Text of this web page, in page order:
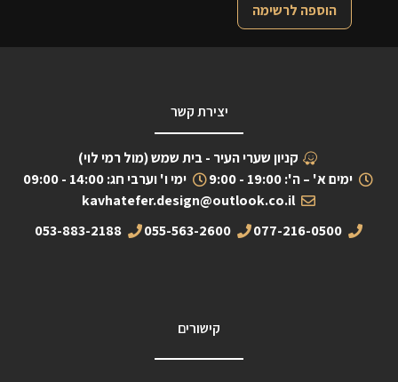
הוספה לרשימה
יצירת קשר
קניון שערי העיר - בית שמש (מול רמי לוי)
ימים א' – ה': 19:00 - 9:00
ימי ו' וערבי חג: 14:00 - 09:00
kavhatefer.design@outlook.co.il
077-216-0500
055-563-2600
053-883-2188
קישורים